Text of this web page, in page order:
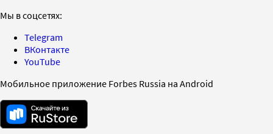
Мы в соцсетях:
Telegram
ВКонтакте
YouTube
Мобильное приложение Forbes Russia на Android